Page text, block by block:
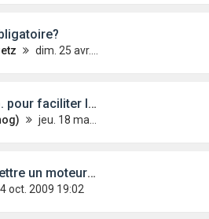
dim. 25 avr. 2010 16:07
la détection en mer
jeu. 18 mars 2010 19:05
puissant que prévu ??
oct. 2009 19:02